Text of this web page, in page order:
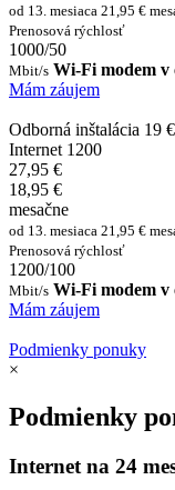
od 13. mesiaca 21,95 €
Prenosová rýchlosť
1000/50
Mbit/s Wi-Fi modem v
Mám záujem
Odborná inštalácia 19 €
Internet 1200
27,95 €
18,95 €
mesačne
od 13. mesiaca 21,95 €
Prenosová rýchlosť
1200/100
Mbit/s Wi-Fi modem v
Mám záujem
Podmienky ponuky
×
Podmienky
Internet na 24